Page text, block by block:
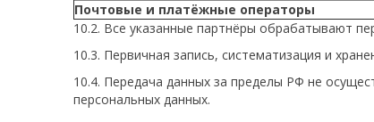
Почтовые и платёжные операторы
10.2. Все указанные партнёры обрабатывают
10.3. Первичная запись, систематизация и
10.4. Передача данных за пределы РФ не
персональных данных.